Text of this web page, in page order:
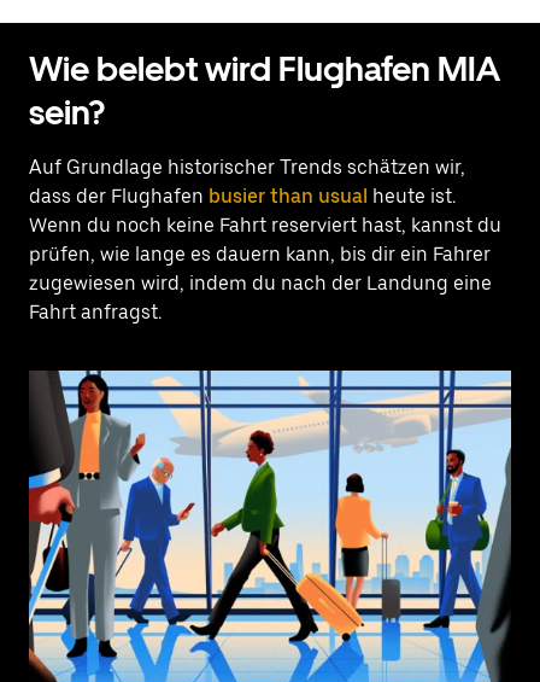
Wie belebt wird Flughafen MIA
sein?
Auf Grundlage historischer Trends schätzen wir,
dass der Flughafen busier than usual heute ist.
Wenn du noch keine Fahrt reserviert hast, kannst du
prüfen, wie lange es dauern kann, bis dir ein Fahrer
zugewiesen wird, indem du nach der Landung eine
Fahrt anfragst.